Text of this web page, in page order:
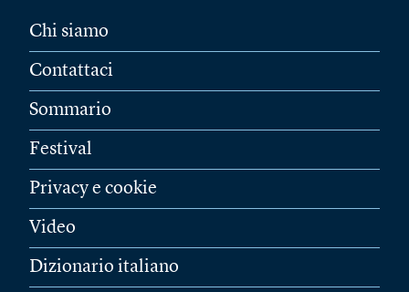
Chi siamo
Contattaci
Sommario
Festival
Privacy e cookie
Video
Dizionario italiano